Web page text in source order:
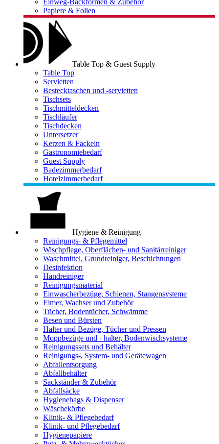
Einweg-Backformen & Zubehör
Papiere & Folien
Table Top & Guest Supply
Table Top
Servietten
Bestecktaschen und -servietten
Tischsets
Tischmitteldecken
Tischläufer
Tischdecken
Untersetzer
Kerzen & Fackeln
Gastronomiebedarf
Guest Supply
Badezimmerbedarf
Hotelzimmerbedarf
Hygiene & Reinigung
Reinigungs- & Pflegemittel
Wischpflege, Oberflächen- und Sanitärreiniger
Waschmittel, Grundreiniger, Beschichtungen
Desinfektion
Handreiniger
Reinigungsmaterial
Einwascherbezüge, Schienen, Stangensysteme
Eimer, Wachser und Zubehör
Tücher, Bodentücher, Schwämme
Besen und Bürsten
Halter und Bezüge, Tücher und Pressen
Moppbezüge und - halter, Bodenwischsysteme
Reinigungssets und Behälter
Reinigungs-, System- und Gerätewagen
Abfallentsorgung
Abfallbehälter
Sackständer & Zubehör
Abfallsäcke
Hygienebags & Dispenser
Wäschekörbe
Klinik- & Pflegebedarf
Klinik- und Pflegebedarf
Hygienepapiere